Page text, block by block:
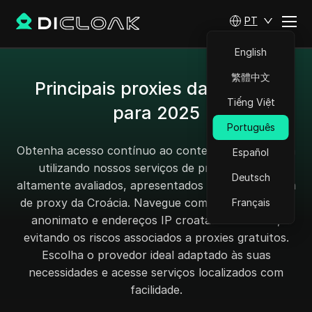
PT
English
繁體中文
Tiếng Việt
Português
Español
Deutsch
Français
Principais proxies da Croácia
para 2025
Obtenha acesso contínuo ao conteúdo local croata
utilizando nossos serviços de proxy pagos e
altamente avaliados, apresentados em nossa página
de proxy da Croácia. Navegue com confiança, alto
anonimato e endereços IP croatas autênticos,
evitando os riscos associados a proxies gratuitos.
Escolha o provedor ideal adaptado às suas
necessidades e acesse serviços localizados com
facilidade.